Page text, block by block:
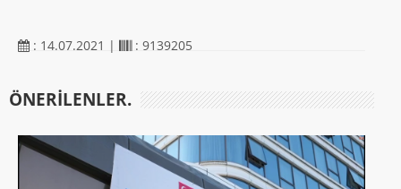
: 14.07.2021 | : 9139205
ÖNERILENLER.